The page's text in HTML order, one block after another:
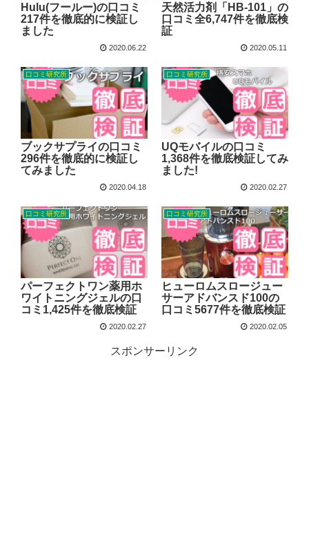
Hulu(フールー)の口コミ
217件を徹底的に検証し
ました
2020.06.22
天然活力剤「HB-101」の
口コミ全6,747件を徹底検
証
2020.05.11
口コミ研究所
ブックサプライの口コミ
296件を徹底的に検証し
てみました
2020.04.18
口コミ研究所
UQモバイルの口コミ
1,368件を徹底検証してみ
ました!
2020.02.27
口コミ研究所
パーフェクトワン薬用ホ
ワイトニングジェルの口
コミ1,425件を徹底検証
2020.02.27
口コミ研究所
ヒューロムスロージュー
サーアドバンスド100の
口コミ5677件を徹底検証
2020.02.05
スポンサーリンク